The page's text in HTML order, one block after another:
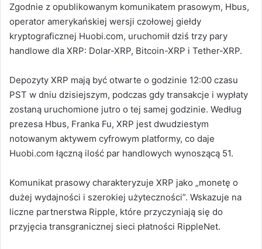
Zgodnie z opublikowanym komunikatem prasowym, Hbus,
operator amerykańskiej wersji czołowej giełdy
kryptograficznej Huobi.com, uruchomił dziś trzy pary
handlowe dla XRP: Dolar-XRP, Bitcoin-XRP i Tether-XRP.
Depozyty XRP mają być otwarte o godzinie 12:00 czasu
PST w dniu dzisiejszym, podczas gdy transakcje i wypłaty
zostaną uruchomione jutro o tej samej godzinie. Według
prezesa Hbus, Franka Fu, XRP jest dwudziestym
notowanym aktywem cyfrowym platformy, co daje
Huobi.com łączną ilość par handlowych wynoszącą 51.
Komunikat prasowy charakteryzuje XRP jako „monetę o
dużej wydajności i szerokiej użyteczności”. Wskazuje na
liczne partnerstwa Ripple, które przyczyniają się do
przyjęcia transgranicznej sieci płatności RippleNet.